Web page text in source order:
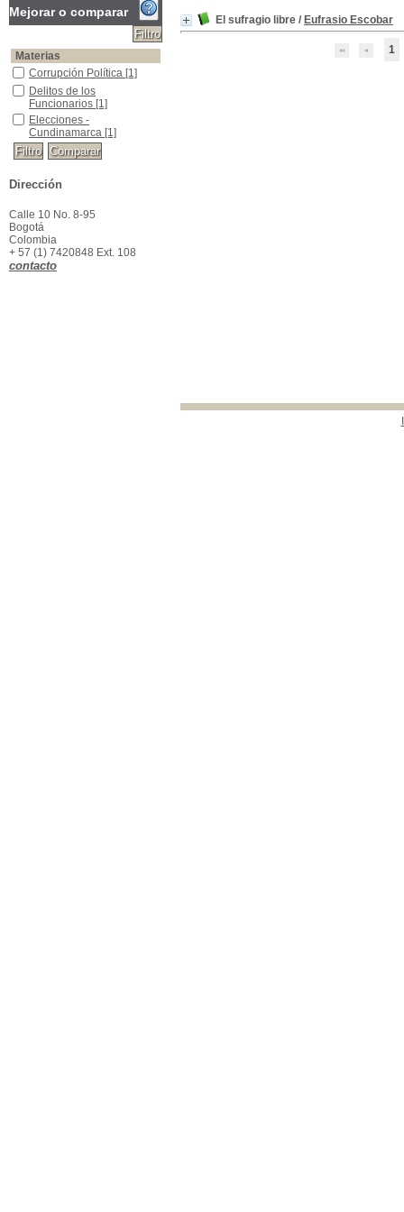
El sufragio libre / Eufrasio Escobar
1
Mejorar o comparar
Materias
Corrupción Política
Corrupción Política [1]
Delitos de los Funcionarios
Delitos de los
Funcionarios [1]
Elecciones -Cundinamarca
Elecciones -
Cundinamarca [1]
Dirección
Calle 10 No. 8-95
Bogotá
Colombia
+ 57 (1) 7420848 Ext. 108
contacto